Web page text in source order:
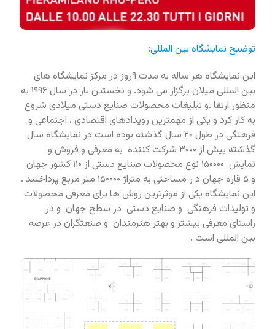
توضیح نمایشگاه بین المللی:
این نمایشگاه هر ساله به مدت ۹روز در مرکز نمایشگاه های
بین المللی میلان برگزار می شود. و نخستین بار در سال ۱۹۹۶ به
منظور ارتقا .و تبلیغات محصولات صنایع دستی میلادی شروع
به کار کرد و یکی از مهمترین رویدادهای اقتصادی ، اجتماعی و
فرهنگی در طول ۲۰ سال گذشته بوده است در نمایشگاه سال
گذشته بیش از ۳۰۰۰ شرکت کننده به معرفی و فروش و
نمایش ۱۵۰۰۰۰ نوع محصولات صنایع دستی از ۱۱۰ کشور جهان
و ۵ قاره جهان د ر مساحتی به متراژ ۱۵۰۰۰۰ متر مربع پرداختند .
این نمایشگاه یکی از موثرترین روش ها برای معرفی محصولات
و تولیدات فرهنگی و صنایع دستی در سطح جهان و در
راستای معرفی بیشتر و بهتر هنرمندان و صنعتگران در عرصه
بین المللی است .